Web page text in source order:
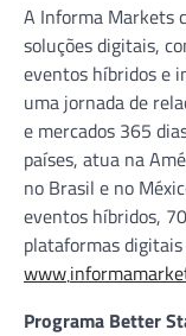
A Informa Markets
soluções digitais,
eventos híbridos e
uma jornada de
e mercados 365
países, atua na
no Brasil e no
eventos híbridos,
plataformas digitais
Programa Better